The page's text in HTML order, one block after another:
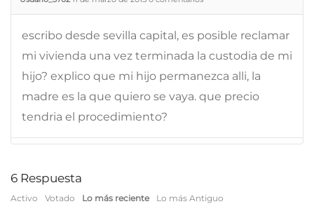
escribo desde sevilla capital, es posible reclamar
mi vivienda una vez terminada la custodia de mi
hijo? explico que mi hijo permanezca alli, la
madre es la que quiero se vaya. que precio
tendria el procedimiento?
6 Respuesta
Activo Votado Lo más reciente Lo más Antiguo